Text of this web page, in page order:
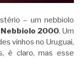
– um nebbiolo
2000. Um
vinhos no Uruguai,
é claro, mas esse